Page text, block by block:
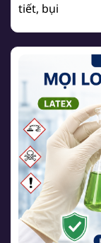
tiết, bụi